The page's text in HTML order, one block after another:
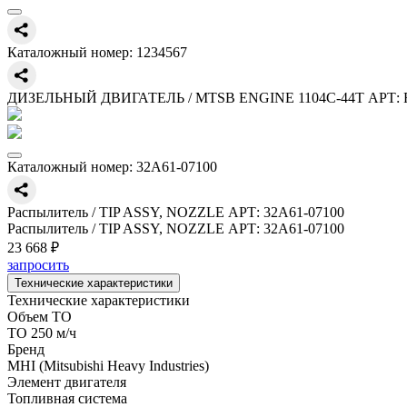
Каталожный номер: 1234567
ДИЗЕЛЬНЫЙ ДВИГАТЕЛЬ / MTSB ENGINE 1104C-44T АРТ:
Каталожный номер: 32A61-07100
Распылитель / TIP ASSY, NOZZLE АРТ: 32A61-07100
Распылитель / TIP ASSY, NOZZLE АРТ: 32A61-07100
23 668 ₽
запросить
Технические характеристики
Технические характеристики
Объем ТО
ТО 250 м/ч
Бренд
MHI (Mitsubishi Heavy Industries)
Элемент двигателя
Топливная система